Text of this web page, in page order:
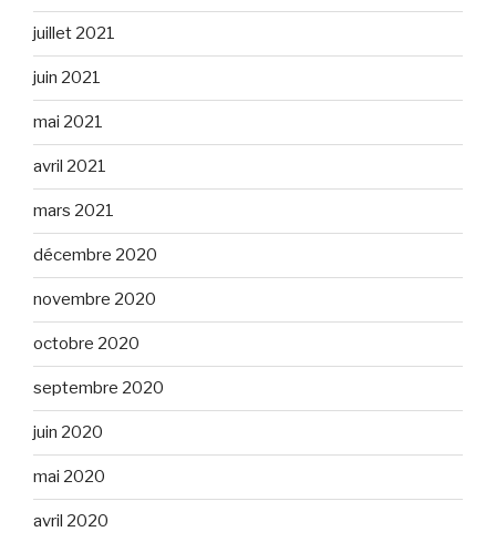
juillet 2021
juin 2021
mai 2021
avril 2021
mars 2021
décembre 2020
novembre 2020
octobre 2020
septembre 2020
juin 2020
mai 2020
avril 2020